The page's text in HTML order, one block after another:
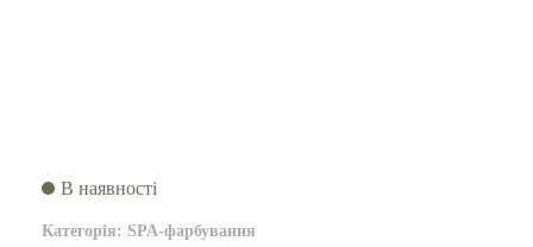
В наявності
Категорія: SPA-фарбування